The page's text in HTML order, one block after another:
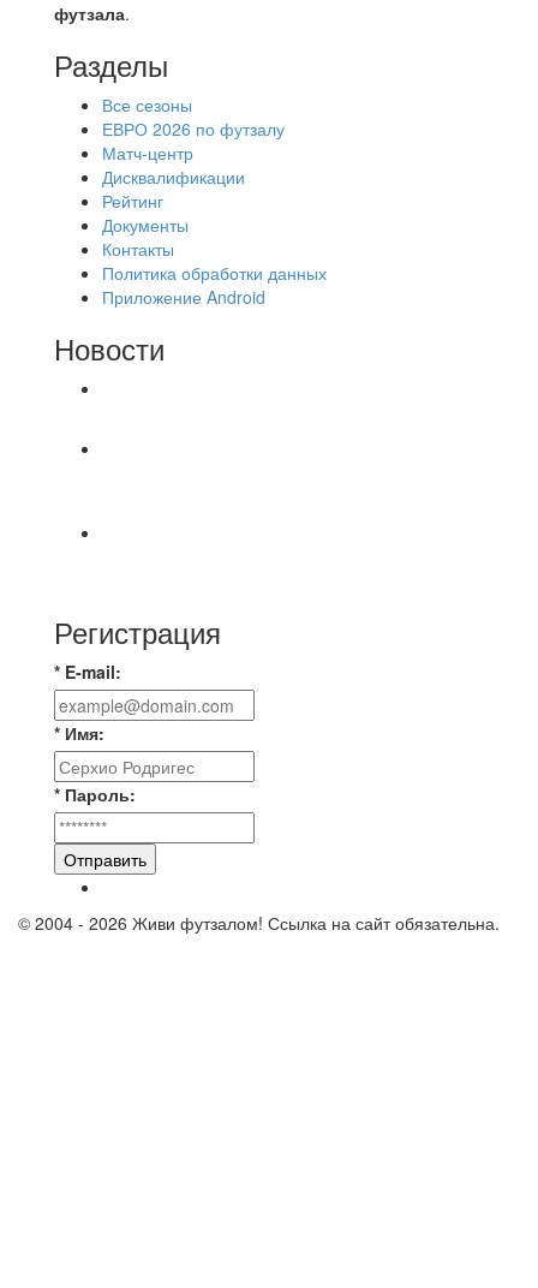
футзала.
Разделы
Все сезоны
ЕВРО 2026 по футзалу
Матч-центр
Дисквалификации
Рейтинг
Документы
Контакты
Политика обработки данных
Приложение Android
Новости
Регистрация
* E-mail:
* Имя:
* Пароль:
Отправить
© 2004 - 2026 Живи футзалом! Ссылка на сайт обязательна.